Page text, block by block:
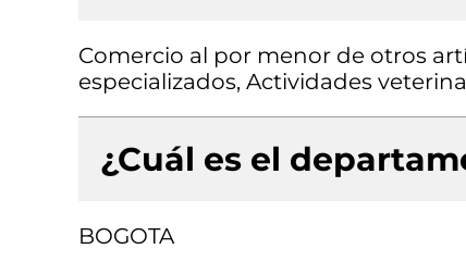
Comercio al por menor de otros
especializados, Actividades
¿Cuál es el
BOGOTA